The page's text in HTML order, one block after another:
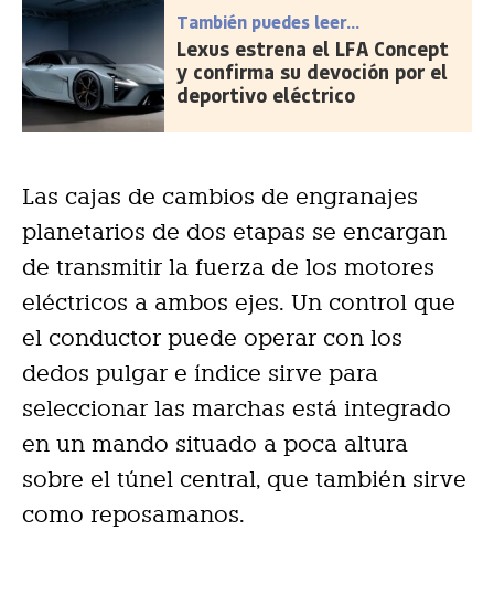
También puedes leer...
Lexus estrena el LFA Concept
y confirma su devoción por el
deportivo eléctrico
Las cajas de cambios de engranajes
planetarios de dos etapas se encargan
de transmitir la fuerza de los motores
eléctricos a ambos ejes. Un control que
el conductor puede operar con los
dedos pulgar e índice sirve para
seleccionar las marchas está integrado
en un mando situado a poca altura
sobre el túnel central, que también sirve
como reposamanos.